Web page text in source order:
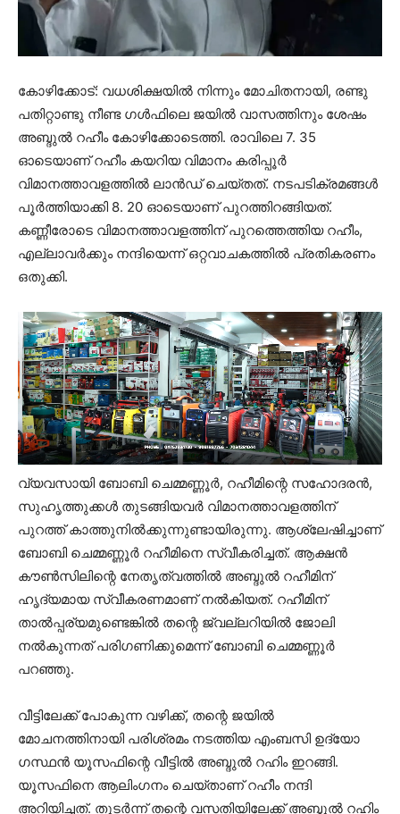
കോഴിക്കോട്: വധശിക്ഷയിൽ നിന്നും മോചിതനായി, രണ്ടു
പതിറ്റാണ്ടു നീണ്ട ​ഗൾഫിലെ ജയിൽ വാസത്തിനും ശേഷം
അബ്ദുൽ റഹീം കോഴിക്കോടെത്തി. രാവിലെ 7. 35
ഓടെയാണ് റഹീം കയറിയ വിമാനം കരിപ്പൂര്‍
വിമാനത്താവളത്തില്‍ ലാൻഡ് ചെയ്തത്. നടപടിക്രമങ്ങൾ
പൂർത്തിയാക്കി 8. 20 ഓടെയാണ് പുറത്തിറങ്ങിയത്.
കണ്ണീരോടെ വിമാനത്താവളത്തിന് പുറത്തെത്തിയ റഹീം,
എല്ലാവർക്കും നന്ദിയെന്ന് ഒറ്റവാചകത്തിൽ പ്രതികരണം
ഒതുക്കി.
വ്യവസായി ബോബി ചെമ്മണ്ണൂർ, റഹീമിന്റെ സഹോദരൻ,
സുഹൃത്തുക്കൾ തുടങ്ങിയവർ വിമാനത്താവളത്തിന്
പുറത്ത് കാത്തുനിൽക്കുന്നുണ്ടായിരുന്നു. ആശ്ലേഷിച്ചാണ്
ബോബി ചെമ്മണ്ണൂർ റഹീമിനെ സ്വീകരിച്ചത്. ആക്ഷന്‍
കൗണ്‍സിലിന്റെ നേതൃത്വത്തില്‍ അബ്ദുല്‍ റഹീമിന്
ഹൃദ്യമായ സ്വീകരണമാണ് നൽകിയത്. റഹീമിന്
താൽപ്പര്യമുണ്ടെങ്കിൽ തന്റെ ജ്വല്ലറിയിൽ ജോലി
നൽകുന്നത് പരി​ഗണിക്കുമെന്ന് ബോബി ചെമ്മണ്ണൂർ
പറ‍ഞ്ഞു.
വീട്ടിലേക്ക് പോകുന്ന വഴിക്ക്, തന്റെ ജയിൽ
മോചനത്തിനായി പരിശ്രമം നടത്തിയ എംബസി ഉദ്യോ​
ഗസ്ഥൻ യൂസഫിന്റെ വീട്ടിൽ അബ്ദുൽ റഹിം ഇറങ്ങി.
യൂസഫിനെ ആലിം​ഗനം ചെയ്താണ് റഹീം നന്ദി
അറിയിച്ചത്. തുടർന്ന് തന്റെ വസതിയിലേക്ക് അബ്ദുൽ റഹിം